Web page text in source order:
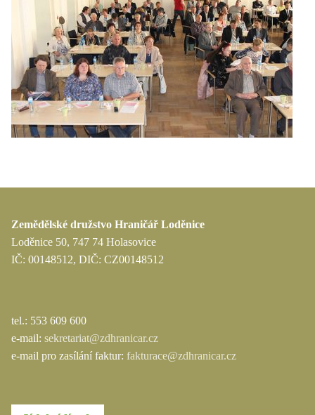
Zemědělské družstvo Hraničář Loděnice
Loděnice 50, 747 74 Holasovice
IČ: 00148512, DIČ: CZ00148512
tel.: 553 609 600
e-mail: sekretariat@zdhranicar.cz
e-mail pro zasílání faktur: fakturace@zdhranicar.cz